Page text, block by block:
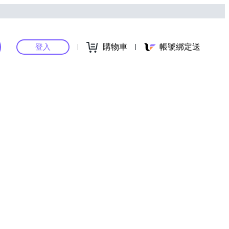
登入 購物車 帳號綁定送